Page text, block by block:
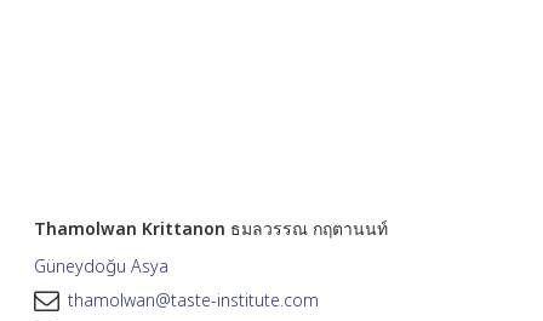
Thamolwan Krittanon ธมลวรรณ กฤตานนท์
Güneydoğu Asya
thamolwan@taste-institute.com